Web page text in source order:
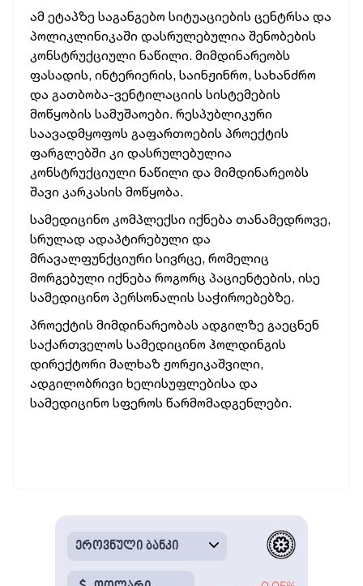
ამ ეტაპზე საგანგებო სიტუაციების ცენტრსა და
პოლიკლინიკაში დასრულებულია შენობების
კონსტრუქციული ნაწილი. მიმდინარეობს
ფასადის, ინტერიერის, საინჟინრო, სახანძრო
და გათბობა-ვენტილაციის სისტემების
მოწყობის სამუშაოები. რესპუბლიკური
საავადმყოფოს გაფართოების პროექტის
ფარგლებში კი დასრულებულია
კონსტრუქციული ნაწილი და მიმდინარეობს
შავი კარკასის მოწყობა.
სამედიცინო კომპლექსი იქნება თანამედროვე,
სრულად ადაპტირებული და
მრავალფუნქციური სივრცე, რომელიც
მორგებული იქნება როგორც პაციენტების, ისე
სამედიცინო პერსონალის საჭიროებებზე.
პროექტის მიმდინარეობას ადგილზე გაეცნენ
საქართველოს სამედიცინო ჰოლდინგის
დირექტორი მალხაზ ჟორჟიკაშვილი,
ადგილობრივი ხელისუფლებისა და
სამედიცინო სფეროს წარმომადგენლები.